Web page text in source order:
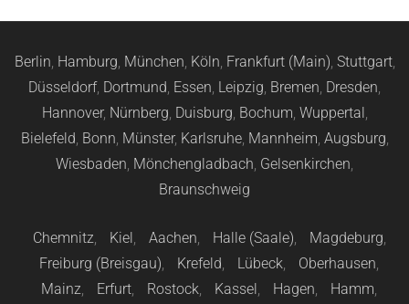
Berlin, Hamburg, München, Köln, Frankfurt (Main), Stuttgart,
Düsseldorf, Dortmund, Essen, Leipzig, Bremen, Dresden,
Hannover, Nürnberg, Duisburg, Bochum, Wuppertal,
Bielefeld, Bonn, Münster, Karlsruhe, Mannheim, Augsburg,
Wiesbaden, Mönchengladbach, Gelsenkirchen,
Braunschweig
Chemnitz, Kiel, Aachen, Halle (Saale), Magdeburg,
Freiburg (Breisgau), Krefeld, Lübeck, Oberhausen,
Mainz, Erfurt, Rostock, Kassel, Hagen, Hamm,